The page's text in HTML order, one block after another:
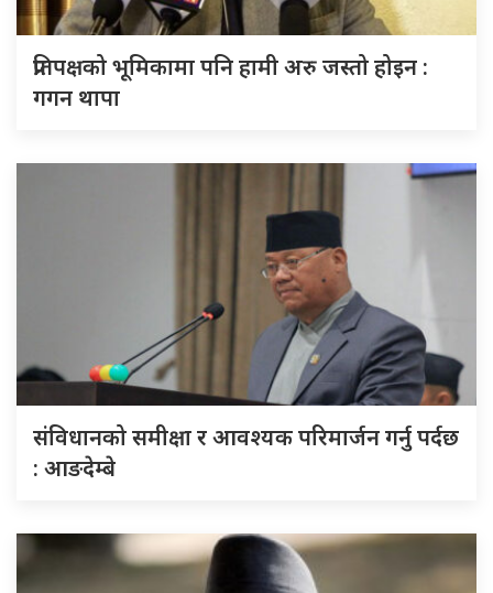
प्रतिपक्षको भूमिकामा पनि हामी अरु जस्तो होइन :
गगन थापा
संविधानको समीक्षा र आवश्यक परिमार्जन गर्नु पर्दछ
: आङदेम्बे